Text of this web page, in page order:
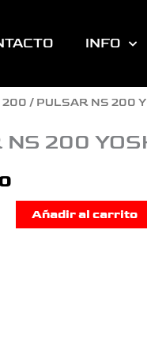
INFO
200 / PULSAR NS 200
NS 200
Añadir al carrito